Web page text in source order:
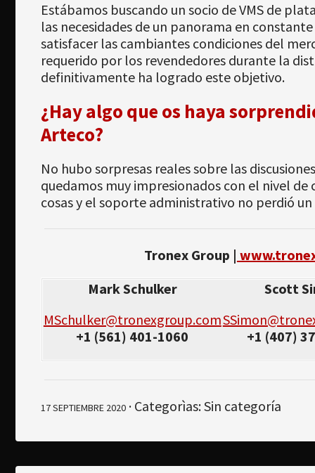
Estábamos buscando un socio de VMS de
las necesidades de un panorama en
satisfacer las cambiantes condiciones del
requerido por los revendedores durante la
definitivamente ha logrado este objetivo.
¿Hay algo que os haya
Arteco?
No hubo sorpresas reales sobre las
quedamos muy impresionados con el nivel
cosas y el soporte administrativo no perdió
Tronex Group |
Mark Schulker
MSchulker@tronexgroup.com
+1 (561) 401-1060
Scott
+1 (407)
17 SEPTIEMBRE 2020· Categorìas: Sin categoría